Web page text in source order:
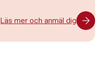
Läs mer och anmäl dig